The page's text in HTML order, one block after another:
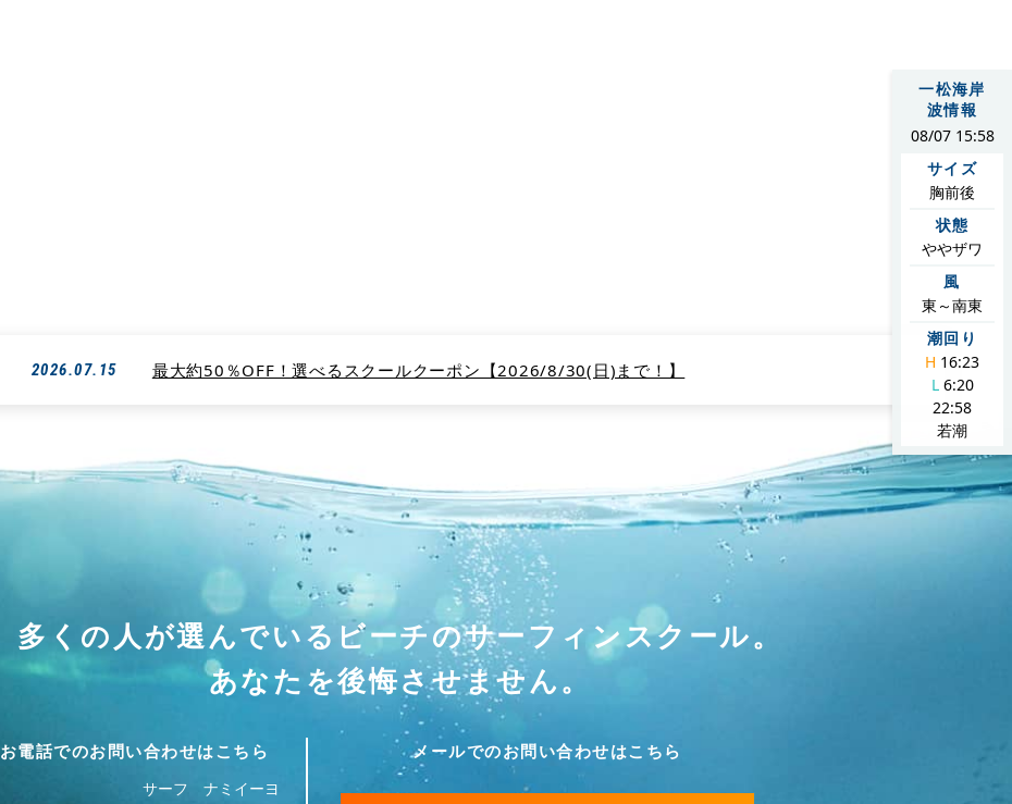
一松海岸
波情報
08/07 15:58
サイズ
胸前後
状態
ややザワ
風
東～南東
潮回り
H 16:23
L6:20
22:58
若潮
2026.07.15 最大約50％OFF！選べるスクールクーポン【2026/8/30(日)まで！】
多くの人が選んでいるビーチのサーフィンスクール。
あなたを後悔させません。
お電話でのお問い合わせはこちら
サーフ ナミイーヨ
メールでのお問い合わせはこちら